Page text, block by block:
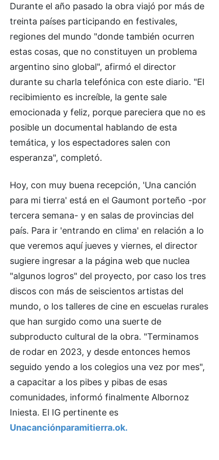
Durante el año pasado la obra viajó por más de
treinta países participando en festivales,
regiones del mundo "donde también ocurren
estas cosas, que no constituyen un problema
argentino sino global", afirmó el director
durante su charla telefónica con este diario. "El
recibimiento es increíble, la gente sale
emocionada y feliz, porque pareciera que no es
posible un documental hablando de esta
temática, y los espectadores salen con
esperanza", completó.
Hoy, con muy buena recepción, 'Una canción
para mi tierra' está en el Gaumont porteño -por
tercera semana- y en salas de provincias del
país. Para ir 'entrando en clima' en relación a lo
que veremos aquí jueves y viernes, el director
sugiere ingresar a la página web que nuclea
"algunos logros" del proyecto, por caso los tres
discos con más de seiscientos artistas del
mundo, o los talleres de cine en escuelas rurales
que han surgido como una suerte de
subproducto cultural de la obra. "Terminamos
de rodar en 2023, y desde entonces hemos
seguido yendo a los colegios una vez por mes",
a capacitar a los pibes y pibas de esas
comunidades, informó finalmente Albornoz
Iniesta. El IG pertinente es
Unacanciónparamitierra.ok.